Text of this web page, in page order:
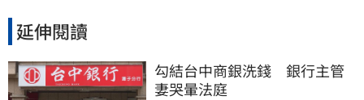
延伸閱讀
勾結台中商銀洗錢　銀行主管
妻哭暈法庭